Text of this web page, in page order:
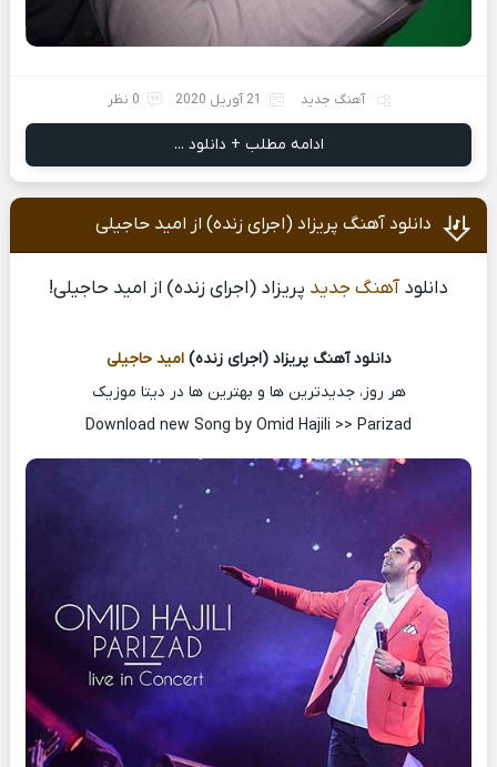
آهنگ جدید 21 آوریل 2020 0 نظر
ادامه مطلب + دانلود ...
دانلود آهنگ پریزاد (اجرای زنده) از امید حاجیلی
دانلودآهنگ جدید پریزاد (اجرای زنده) از امید حاجیلی!
دانلود آهنگ پریزاد (اجرای زنده)امید حاجیلی
هر روز، جدیدترین ها و بهترین ها در دیتا موزیک
Download new Song by Omid Hajili >> Parizad